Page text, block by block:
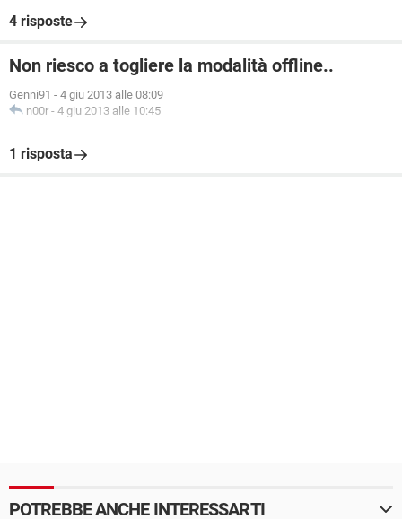
4 risposte
Non riesco a togliere la modalità offline..
Genni91 - 4 giu 2013 alle 08:09
n00r - 4 giu 2013 alle 10:45
1 risposta
POTREBBE ANCHE INTERESSARTI